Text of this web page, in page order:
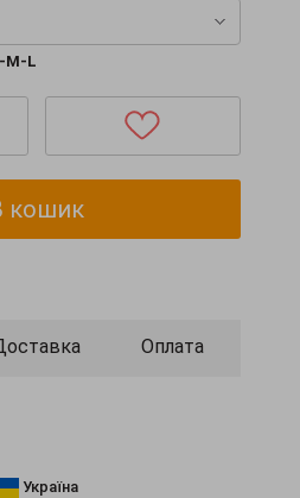
M-L
кошик
Оплата
Україна